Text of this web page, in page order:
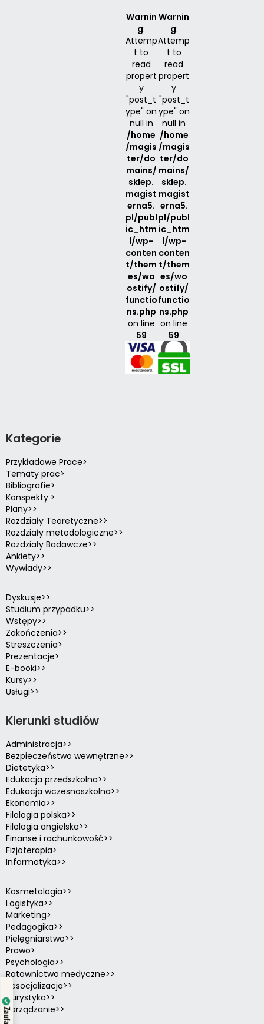
Warnin
g:
Attemp
t to
read
propert
y
"post_t
ype" on
null in
/home
/magis
ter/do
mains/
sklep.
magist
erna5.
pl/publ
ic_htm
l/wp-
conten
t/them
es/wo
ostify/
functio
ns.php
on line
59
Warnin
g:
Attemp
t to
read
propert
y
"post_t
ype" on
null in
/home
/magis
ter/do
mains/
sklep.
magist
erna5.
pl/publ
ic_htm
l/wp-
conten
t/them
es/wo
ostify/
functio
ns.php
on line
59
Kategorie
Przykładowe Prace>
Tematy prac>
Bibliografie>
Konspekty >
Plany>>
Rozdziały Teoretyczne>>
Rozdziały metodologiczne>>
Rozdziały Badawcze>>
Ankiety>>
Wywiady>>
Dyskusje>>
Studium przypadku>>
Wstępy>>
Zakończenia>>
Streszczenia>
Prezentacje>
E-booki>>
Kursy>>
Usługi>>
Kierunki studiów
Administracja>>
Bezpieczeństwo wewnętrzne>>
Dietetyka>>
Edukacja przedszkolna>>
Edukacja wczesnoszkolna>>
Ekonomia>>
Filologia polska>>
Filologia angielska>>
Finanse i rachunkowość>>
Fizjoterapia>
Informatyka>>
Kosmetologia>>
Logistyka>>
Marketing>
Pedagogika>>
Pielęgniarstwo>>
Prawo>
Psychologia>>
Ratownictwo medyczne>>
Resocjalizacja>>
Turystyka>>
Zarządzanie>>